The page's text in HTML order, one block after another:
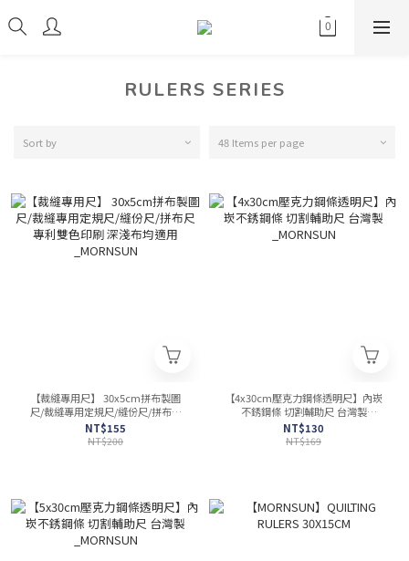
RULERS SERIES
Sort by 48 Items per page
【裁縫專用尺】 30x5cm拼布製圖
尺/裁縫專用定規尺/縫份尺/拼布尺
專利雙色印刷 深淺布均適用
_MORNSUN
NT$155
NT$200
【4x30cm壓克力鋼條透明尺】內崁
不銹鋼條 切割輔助尺 台灣製
_MORNSUN
NT$130
NT$169